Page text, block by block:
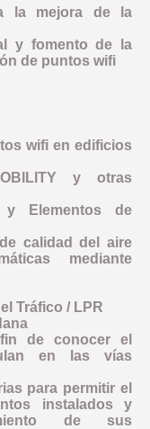
la mejora de la
y fomento de la
de puntos wifi
wifi en edificios
y otras
Elementos de
calidad del aire
mediante
Tráfico / LPR
de conocer el
en las vías
para permitir el
instalados y
de sus